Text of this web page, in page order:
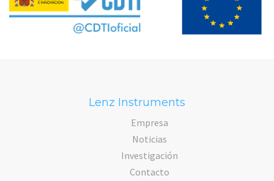
Lenz Instruments
Empresa
Noticias
Investigación
Contacto